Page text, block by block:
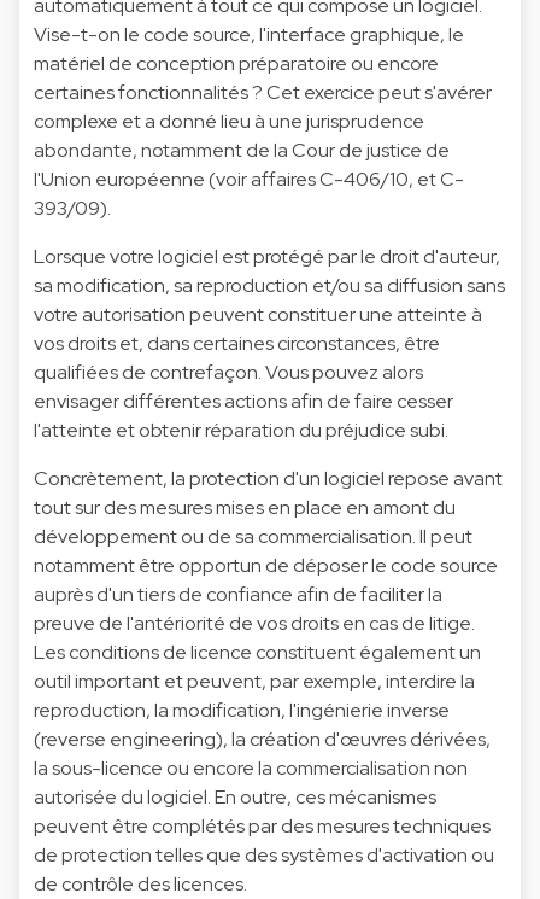
automatiquement à tout ce qui compose un logiciel.
Vise-t-on le code source, l'interface graphique, le
matériel de conception préparatoire ou encore
certaines fonctionnalités ? Cet exercice peut s'avérer
complexe et a donné lieu à une jurisprudence
abondante, notamment de la Cour de justice de
l'Union européenne (voir affaires C-406/10, et C-
393/09).
Lorsque votre logiciel est protégé par le droit d'auteur,
sa modification, sa reproduction et/ou sa diffusion sans
votre autorisation peuvent constituer une atteinte à
vos droits et, dans certaines circonstances, être
qualifiées de contrefaçon. Vous pouvez alors
envisager différentes actions afin de faire cesser
l'atteinte et obtenir réparation du préjudice subi.
Concrètement, la protection d'un logiciel repose avant
tout sur des mesures mises en place en amont du
développement ou de sa commercialisation. Il peut
notamment être opportun de déposer le code source
auprès d'un tiers de confiance afin de faciliter la
preuve de l'antériorité de vos droits en cas de litige.
Les conditions de licence constituent également un
outil important et peuvent, par exemple, interdire la
reproduction, la modification, l'ingénierie inverse
(reverse engineering), la création d'œuvres dérivées,
la sous-licence ou encore la commercialisation non
autorisée du logiciel. En outre, ces mécanismes
peuvent être complétés par des mesures techniques
de protection telles que des systèmes d'activation ou
de contrôle des licences.